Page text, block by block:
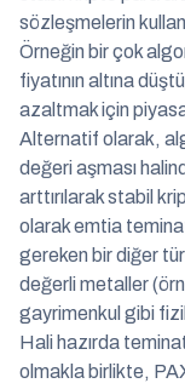
sözleşmelerin
Örneğin bir çok
fiyatının altına
azaltmak için
Alternatif olarak,
değeri aşması
arttırılarak stabil
olarak emtia
gereken bir diğer
değerli metaller
gayrimenkul gibi
Hali hazırda
olmakla birlikte,